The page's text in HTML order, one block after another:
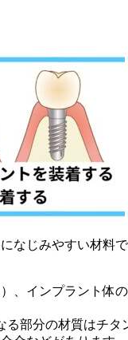
なじみやすい材料
、インプラント体
部分の材質はチ